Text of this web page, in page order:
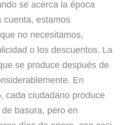
se acerca la época
cuenta, estamos
no necesitamos,
o los descuentos. La
se produce después de
En
cada ciudadano produce
basura, pero en